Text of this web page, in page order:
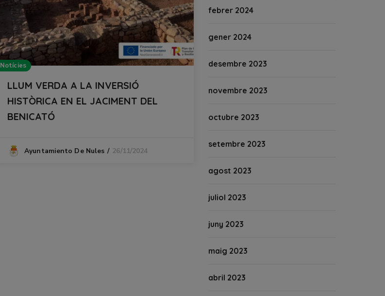
Notícies
LLUM VERDA A LA INVERSIÓ
HISTÒRICA EN EL JACIMENT DEL
BENICATÓ
Ayuntamiento De Nules 26/11/2024
febrer 2024
gener 2024
desembre 2023
novembre 2023
octubre 2023
setembre 2023
agost 2023
juliol 2023
juny 2023
maig 2023
abril 2023